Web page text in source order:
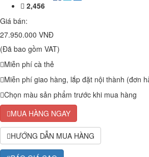
2,456
Giá bán:
27.950.000 VNĐ
(Đã bao gồm VAT)
Miễn phí cà thẻ
Miễn phí giao hàng, lắp đặt nội thành (đơn
Chọn màu sản phẩm trước khi mua hàng
MUA HÀNG NGAY
HƯỚNG DẪN MUA HÀNG